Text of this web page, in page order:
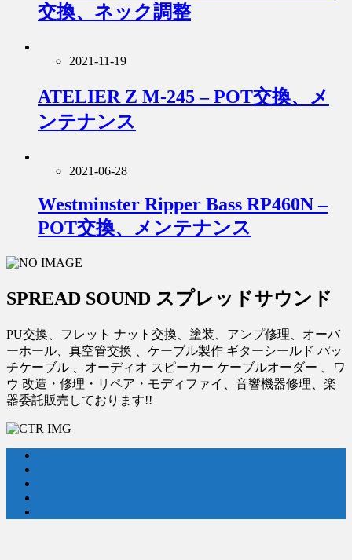
交換、ネック調整
2021-11-19
ATELIER Z M-245 – POT交換、メ
ンテナンス
2021-06-28
Westminster Ripper Bass RP460N –
POT交換、メンテナンス
SPREAD SOUND スプレッドサウンド
PU交換、フレット ナット交換、塗装、アンプ修理、オーバ
ーホール、真空管交換 、ケーブル製作 ギターシールド パッ
チケーブル 、オーディオ スピーカー ケーブルオーダー 、ワ
ウ 改造・修理・リペア・モディファイ、音響機器修理、楽
器委託販売しております!!